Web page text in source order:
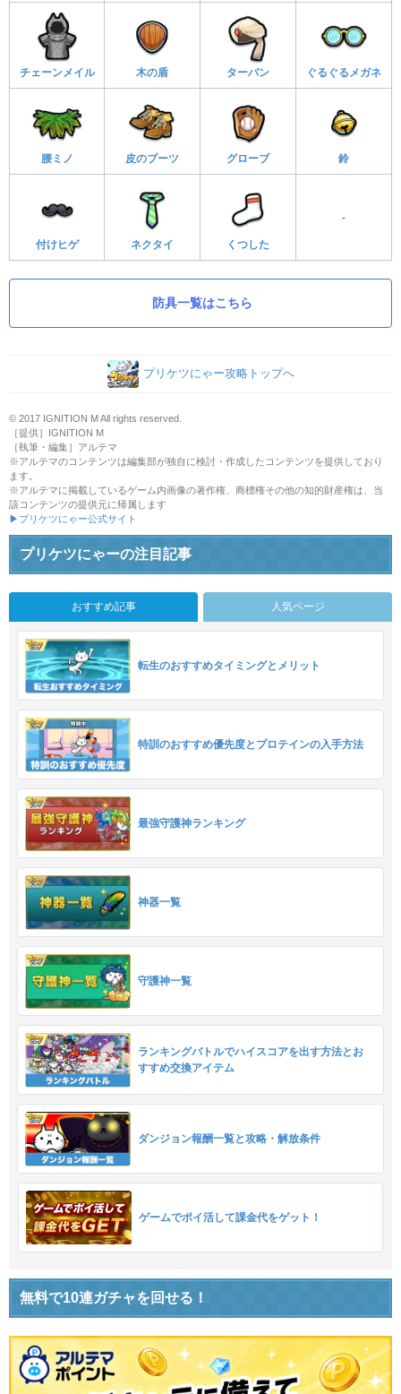
チェーンメイル 木の盾 ターバン ぐるぐるメガネ
腰ミノ 皮のブーツ グローブ 鈴
付けヒゲ ネクタイ くつした
-
防具一覧はこちら
プリケツにゃー攻略トップへ
© 2017 IGNITION M All rights reserved.
［提供］IGNITION M
［執筆・編集］アルテマ
※アルテマのコンテンツは編集部が独自に検討・作成したコンテンツを提供しており
ます。
※アルテマに掲載しているゲーム内画像の著作権、商標権その他の知的財産権は、当
該コンテンツの提供元に帰属します
▶プリケツにゃー公式サイト
プリケツにゃーの注目記事
おすすめ記事 人気ページ
転生のおすすめタイミングとメリット
特訓のおすすめ優先度とプロテインの入手方法
最強守護神ランキング
神器一覧
守護神一覧
ランキングバトルでハイスコアを出す方法とお
すすめ交換アイテム
ダンジョン報酬一覧と攻略・解放条件
ゲームでポイ活して課金代をゲット！
無料で10連ガチャを回せる！